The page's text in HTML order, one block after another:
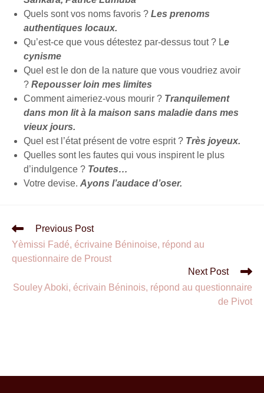
Quels sont vos noms favoris ? Les prenoms
authentiques locaux.
Qu’est-ce que vous détestez par-dessus tout ? Le
cynisme
Quel est le don de la nature que vous voudriez avoir
? Repousser loin mes limites
Comment aimeriez-vous mourir ? Tranquilement
dans mon lit à la maison sans maladie dans mes
vieux jours.
Quel est l’état présent de votre esprit ? Très joyeux.
Quelles sont les fautes qui vous inspirent le plus
d’indulgence ? Toutes…
Votre devise. Ayons l’audace d’oser.
Previous Post
Yèmissi Fadé, écrivaine Béninoise, répond au
questionnaire de Proust
Next Post
Souley Aboki, écrivain Béninois, répond au questionnaire
de Pivot